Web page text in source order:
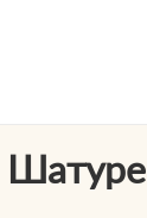
Шатуре